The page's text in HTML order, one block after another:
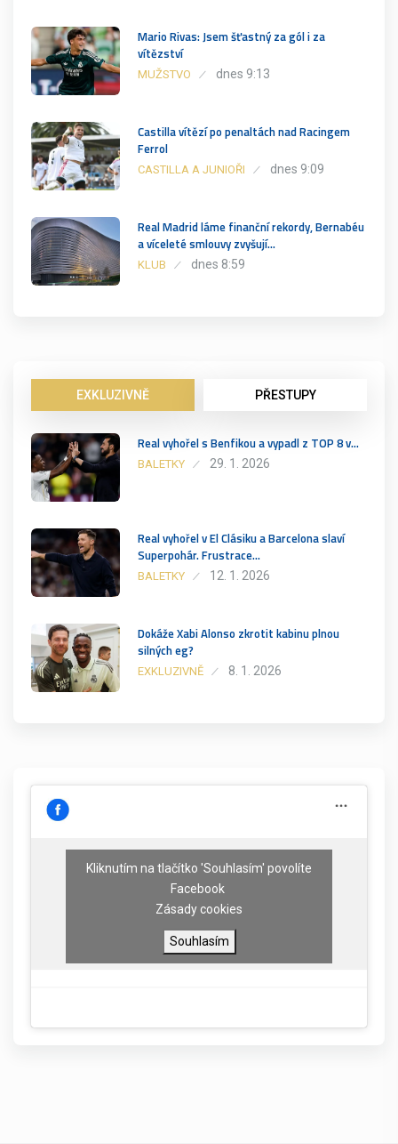
Mario Rivas: Jsem šťastný za gól i za
vítězství
MUŽSTVO dnes 9:13
Castilla vítězí po penaltách nad Racingem
Ferrol
CASTILLA A JUNIOŘI dnes 9:09
Real Madrid láme finanční rekordy, Bernabéu
a víceleté smlouvy zvyšují…
KLUB dnes 8:59
EXKLUZIVNĚ PŘESTUPY
Real vyhořel s Benfikou a vypadl z TOP 8 v…
BALETKY 29. 1. 2026
Real vyhořel v El Clásiku a Barcelona slaví
Superpohár. Frustrace…
BALETKY 12. 1. 2026
Dokáže Xabi Alonso zkrotit kabinu plnou
silných eg?
EXKLUZIVNĚ 8. 1. 2026
Kliknutím na tlačítko 'Souhlasím' povolíte
Facebook
Zásady cookies
Souhlasím